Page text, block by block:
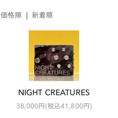
価格順 |新着順
NIGHT CREATURES
38,000円(税込41,800円)